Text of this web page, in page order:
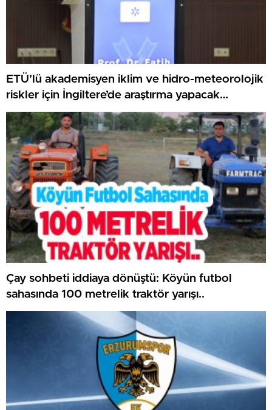
ETÜ’lü akademisyen iklim ve hidro-meteorolojik
riskler için İngiltere’de araştırma yapacak…
Çay sohbeti iddiaya dönüştü: Köyün futbol
sahasında 100 metrelik traktör yarışı..